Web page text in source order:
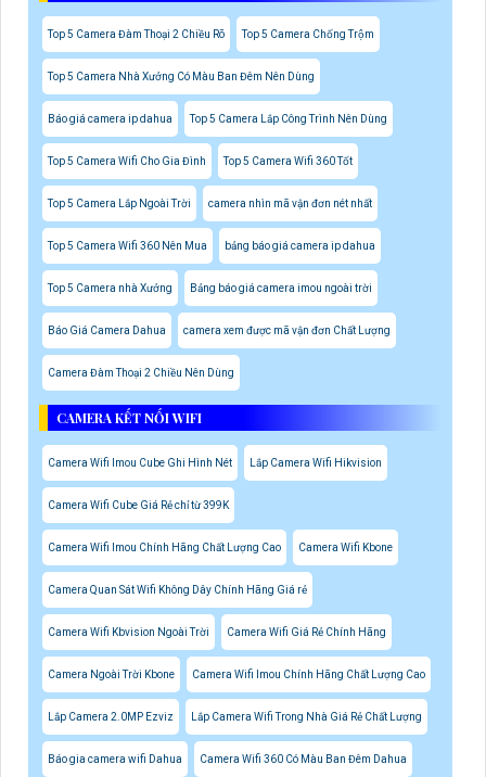
Top 5 Camera Đàm Thoại 2 Chiều Rõ Top 5 Camera Chống Trộm
Top 5 Camera Nhà Xưởng Có Màu Ban Đêm Nên Dùng
Báo giá camera ip dahua Top 5 Camera Lắp Công Trình Nên Dùng
Top 5 Camera Wifi Cho Gia Đình Top 5 Camera Wifi 360 Tốt
Top 5 Camera Lắp Ngoài Trời camera nhìn mã vận đơn nét nhất
Top 5 Camera Wifi 360 Nên Mua bảng báo giá camera ip dahua
Top 5 Camera nhà Xưởng Bảng báo giá camera imou ngoài trời
Báo Giá Camera Dahua camera xem được mã vận đơn Chất Lượng
Camera Đàm Thoại 2 Chiều Nên Dùng
CAMERA KẾT NỐI WIFI
Camera Wifi Imou Cube Ghi Hình Nét Lắp Camera Wifi Hikvision
Camera Wifi Cube Giá Rẻ chỉ từ 399K
Camera Wifi Imou Chính Hãng Chất Lượng Cao Camera Wifi Kbone
Camera Quan Sát Wifi Không Dây Chính Hãng Giá rẻ
Camera Wifi Kbvision Ngoài Trời Camera Wifi Giá Rẻ Chính Hãng
Camera Ngoài Trời Kbone Camera Wifi Imou Chính Hãng Chất Lượng Cao
Lắp Camera 2.0MP Ezviz Lắp Camera Wifi Trong Nhà Giá Rẻ Chất Lượng
Báo gia camera wifi Dahua Camera Wifi 360 Có Màu Ban Đêm Dahua